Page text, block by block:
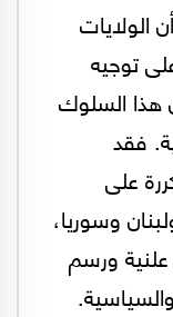
الولايات
توجيه
هذا السلوك
فقد
على
وسوريا،
ورسم